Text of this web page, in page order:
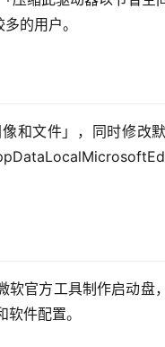
的用户。
和文件」，同时修改
软官方工具制作启动盘
件配置。